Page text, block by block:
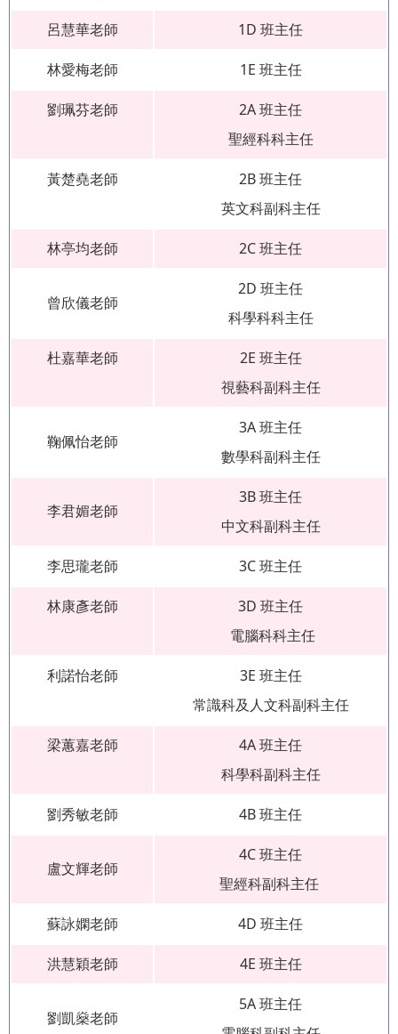
呂慧華老師 1D 班主任
林愛梅老師 1E 班主任
劉珮芬老師
2A 班主任
聖經科科主任
黃楚堯老師
2B 班主任
英文科副科主任
林亭均老師 2C 班主任
曾欣儀老師
2D 班主任
科學科科主任
杜嘉華老師
2E 班主任
視藝科副科主任
鞠佩怡老師
3A 班主任
數學科副科主任
李君媚老師
3B 班主任
中文科副科主任
李思瓏老師 3C 班主任
林康彥老師
3D 班主任
電腦科科主任
利諾怡老師
3E 班主任
常識科及人文科副科主任
梁蕙嘉老師
4A 班主任
科學科副科主任
劉秀敏老師 4B 班主任
盧文輝老師
4C 班主任
聖經科副科主任
蘇詠嫻老師 4D 班主任
洪慧穎老師 4E 班主任
劉凱燊老師
5A 班主任